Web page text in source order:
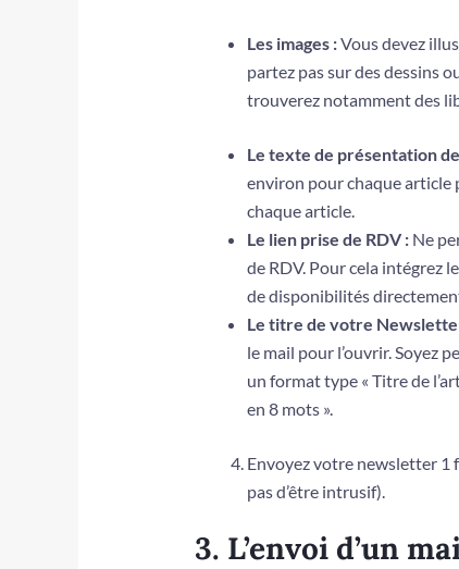
Les images :Vous devez
partez pas sur des dessins
trouverez notamment des
Le texte de présentation
environ pour chaque article
chaque article.
Le lien prise de RDV :Ne
de RDV. Pour cela intégrez
de disponibilités
Le titre de votre
le mail pour l’ouvrir. Soyez
un format type « Titre de
en 8 mots ».
Envoyez votre newsletter 1
pas d’être intrusif).
3. L’envoi d’un